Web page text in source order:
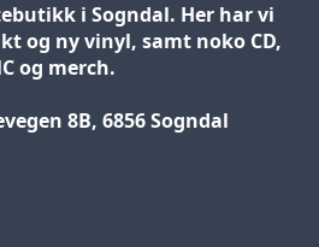
i Sogndal. Her har vi
og ny vinyl, samt noko CD,
og merch.
8B, 6856 Sogndal